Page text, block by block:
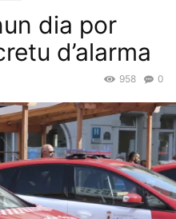
dia por
d’alarma
0
958